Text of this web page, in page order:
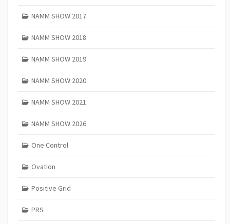
NAMM SHOW 2017
NAMM SHOW 2018
NAMM SHOW 2019
NAMM SHOW 2020
NAMM SHOW 2021
NAMM SHOW 2026
One Control
Ovation
Positive Grid
PRS